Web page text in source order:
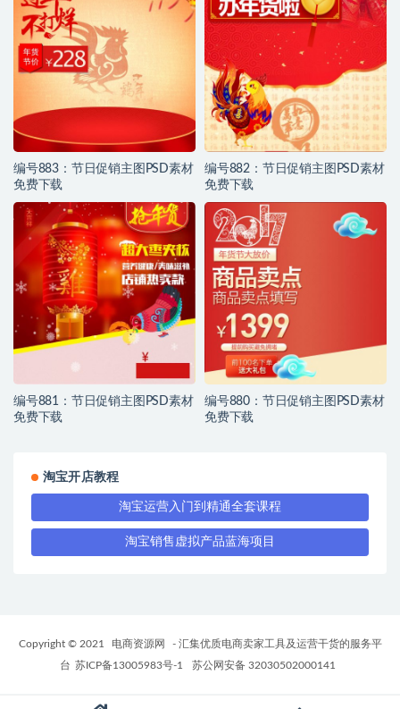
编号883：节日促销主图PSD素材
免费下载
编号882：节日促销主图PSD素材
免费下载
编号881：节日促销主图PSD素材
免费下载
编号880：节日促销主图PSD素材
免费下载
淘宝开店教程
淘宝运营入门到精通全套课程
淘宝销售虚拟产品蓝海项目
Copyright © 2021 电商资源网
- 汇集优质电商卖家工具及运营干货的服务平
台 苏ICP备13005983号-1 苏公网安备 32030502000141